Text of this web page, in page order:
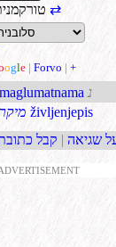
⇄
ogle | Forvo | +
maglumatnama נ
življenjepis
שגיאה |